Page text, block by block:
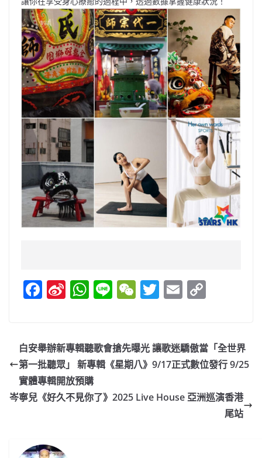
F
e
b
o
o
Si
W
ei
b
o
W
s
A
p
p
Li W
h
at
T
er
E
l y
Li
k
白安舉辦新專輯聽歌會搶先曝光 讓歌迷驕傲當「全世界
第一批聽眾」 新專輯《星期八》9/17正式數位發行 9/25
實體專輯開放預購
岑寧兒《好久不見你了》2025 Live House 亞洲巡演香港
尾站